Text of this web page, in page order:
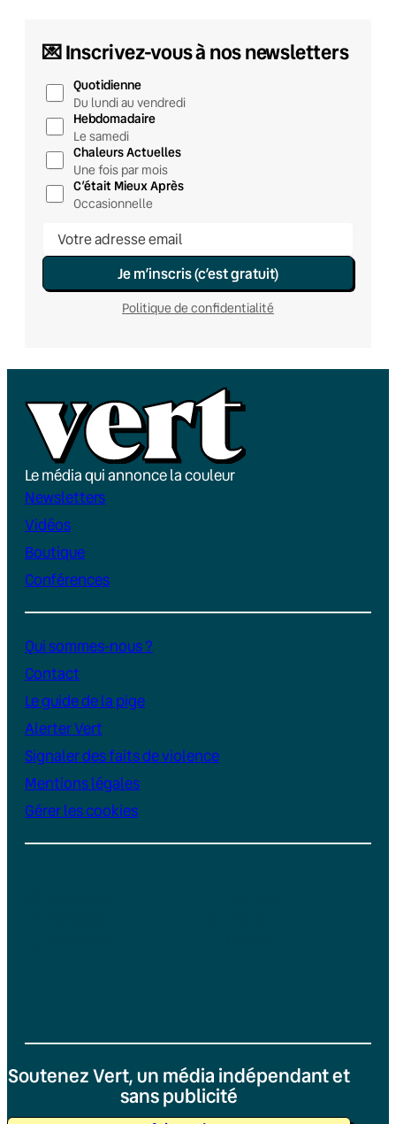
💌 Inscrivez-vous à nos newsletters
Quotidienne
Du lundi au vendredi
Hebdomadaire
Le samedi
Chaleurs Actuelles
Une fois par mois
C’était Mieux Après
Occasionnelle
Je m’inscris (c’est gratuit)
Politique de confidentialité
Le média qui annonce la couleur
Newsletters
Vidéos
Boutique
Conférences
Qui sommes-nous ?
Contact
Le guide de la pige
Alerter Vert
Signaler des faits de violence
Mentions légales
Gérer les cookies
Soutenez Vert, un média indépendant et
sans publicité